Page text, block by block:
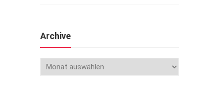
Archive